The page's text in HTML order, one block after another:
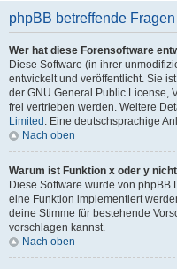
phpBB betreffende Fragen
Wer hat diese Forensoftware
Diese Software (in ihrer
entwickelt und veröffentlicht. Sie
der GNU General Public License,
frei vertrieben werden. Weitere
Limited . Eine deutschsprachige
Nach oben
Warum ist Funktion x oder y
Diese Software wurde von
eine Funktion implementiert
deine Stimme für bestehende
vorschlagen kannst.
Nach oben